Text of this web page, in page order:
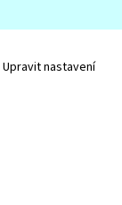
Upravit nastavení